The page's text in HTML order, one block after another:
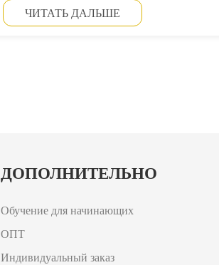
ЧИТАТЬ ДАЛЬШЕ
ДОПОЛНИТЕЛЬНО
Обучение для начинающих
ОПТ
Индивидуальный заказ